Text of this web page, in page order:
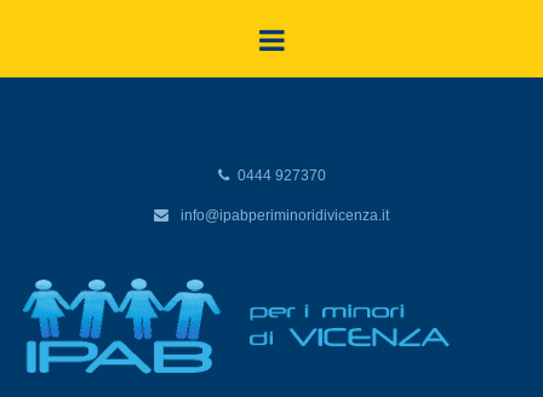
0444 927370
info@ipabperiminoridivicenza.it